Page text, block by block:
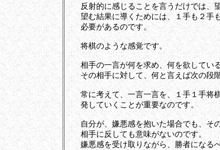
反射的に感じることを言うだけでは、
望む結果に導くためには、１手も２手
必要があるのです。
将棋のような感覚です。
相手の一言が何を求め、何を欲してい
その相手に対して、何と言えば次の段
常に考えて、一言一言を、１手１手将
発していくことが重要なのです。
自分が、嫌悪感を抱いた場合でも、そ
相手に反しても意味がないのです。
嫌悪感を受け取りながら、勝者になる